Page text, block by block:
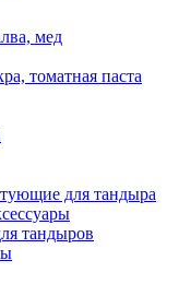
мед
томатная паста
для тандыра
тандыров